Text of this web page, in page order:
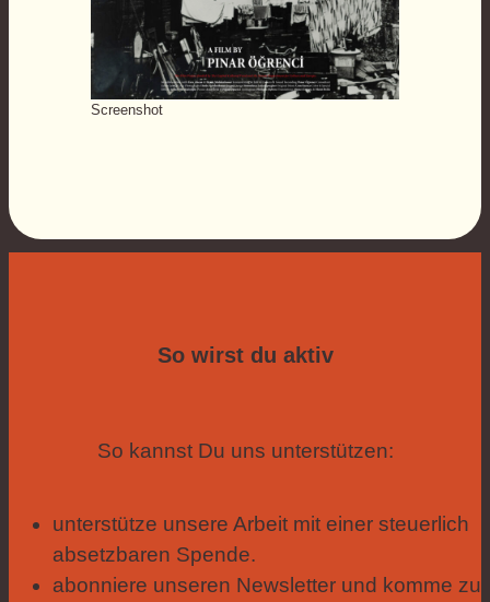
Screenshot
So wirst du aktiv
So kannst Du uns unterstützen:
unterstütze unsere Arbeit mit einer steuerlich
absetzbaren Spende.
abonniere unseren Newsletter und komme zu